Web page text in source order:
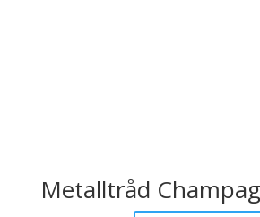
Metalltråd